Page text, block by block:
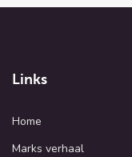
Links
Home
Marks verhaal